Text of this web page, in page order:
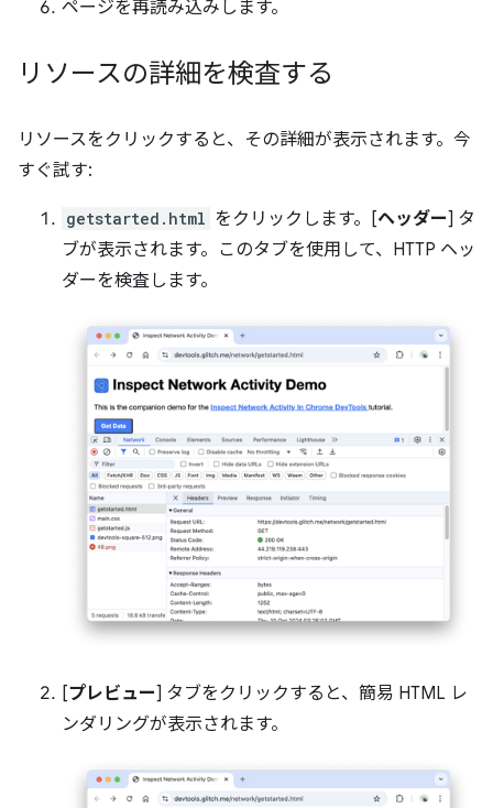
ページを再読み込みします。
リソースの詳細を検査する
リソースをクリックすると、その詳細が表示されます。今
すぐ試す:
getstarted.html をクリックします。[ヘッダー] タ
ブが表示されます。このタブを使用して、HTTP ヘッ
ダーを検査します。
[プレビュー] タブをクリックすると、簡易 HTML レ
ンダリングが表示されます。